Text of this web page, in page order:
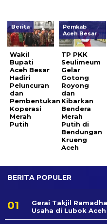
Berita
Wakil
Bupati
Aceh Besar
Hadiri
Peluncuran
dan
Pembentukan
Koperasi
Merah
Putih
Pemkab
Aceh Besar
TP PKK
Seulimeum
Gelar
Gotong
Royong
dan
Kibarkan
Bendera
Merah
Putih di
Bendungan
Krueng
Aceh
BERITA POPULER
Gerai Takjil
Usaha di Lubok